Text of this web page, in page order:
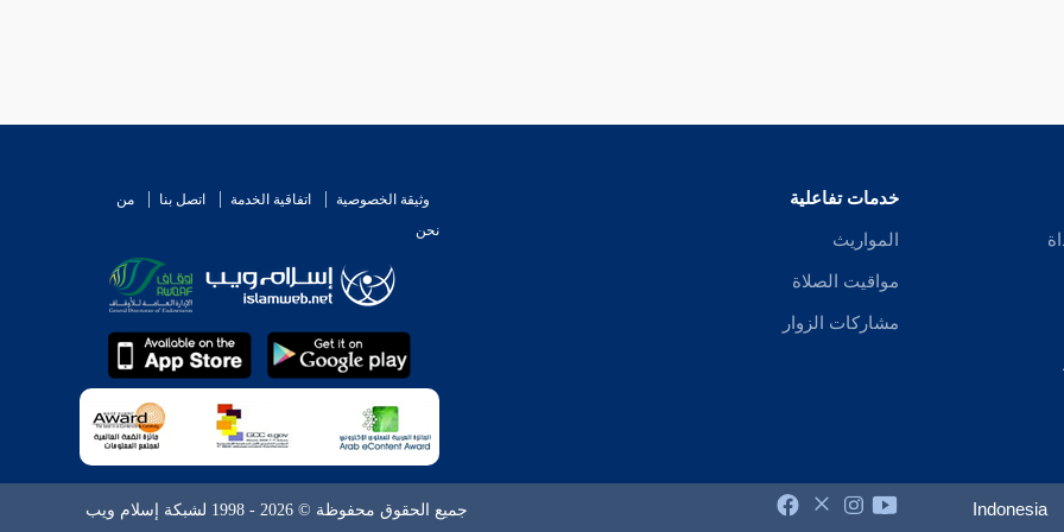
خدمات تفاعلية
المواريث
مواقيت الصلاة
مشاركات الزوار
وثيقة الخصوصية اتفاقية الخدمة اتصل بنا
من
نحن
Indonesia جميع الحقوق محفوظة © 2026 - 1998 لشبكة إسلام ويب